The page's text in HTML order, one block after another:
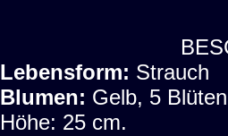
Lebensform: Strauch
Blumen: Gelb, 5
Höhe: 25 cm.